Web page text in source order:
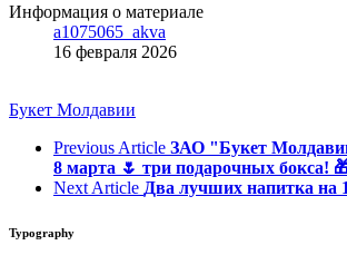
Информация о материале
a1075065_akva
16 февраля 2026
Букет Молдавии
Previous Article ЗАО "Букет
8 марта 🌷 три подарочных бокса!
Next Article Два лучших напитка на
Typography